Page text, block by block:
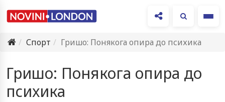
Спорт
Гришо: Понякога опира до психика
Гришо: Понякога опира до
психика